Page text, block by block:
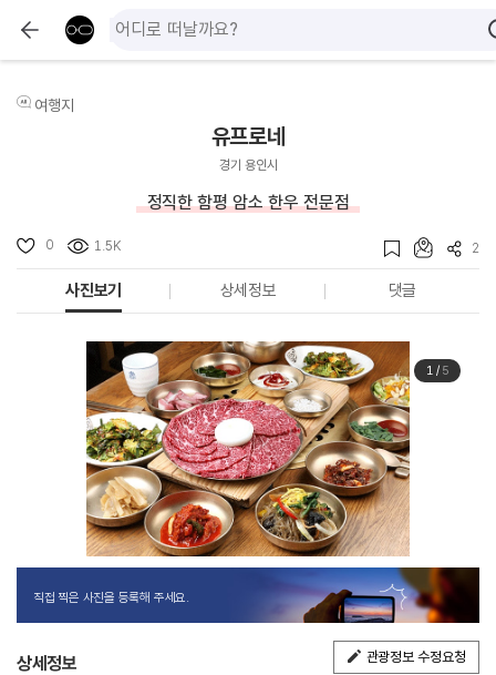
여행지
유프로네
경기 용인시
정직한 함평 암소 한우 전문점
0 1.5K 2
사진보기 상세정보 댓글
1/ 5
직접 찍은 사진을 등록해 주세요.
상세정보 관광정보 수정요청